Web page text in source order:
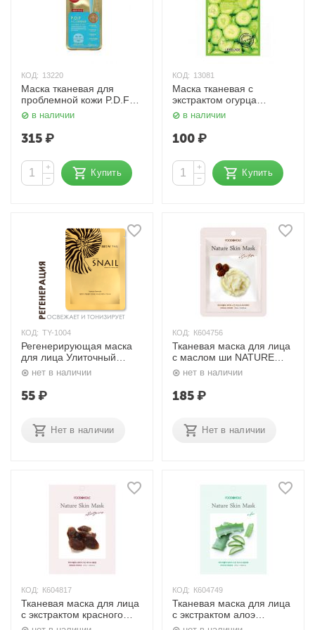
КОД: 13220
Маска тканевая для
проблемной кожи P.D.F
A.C-Defense Nude Gel
Mask 35 гр. Mediheal
в наличии
315₽
+
−
Купить
КОД: 13081
Маска тканевая с
экстрактом огурца
Cucumber Natural Mask
23 гр. Lebelage
в наличии
100₽
+
−
Купить
КОД: TY-1004
Регенерирующая маска
для лица Улиточный
секрет 30 г TaiYan
нет в наличии
55₽
Нет в наличии
КОД: К604756
Тканевая маска для лица
с маслом ши NATURE
SKIN MASK #SHEA
BUTTER 5 шт. х 25 гр.
FOODAHOLIC
нет в наличии
185₽
Нет в наличии
КОД: К604817
Тканевая маска для лица
с экстрактом красного
женьшеня NATURE SKIN
КОД: К604749
Тканевая маска для лица
с экстрактом алоэ
NATURE SKIN MASK